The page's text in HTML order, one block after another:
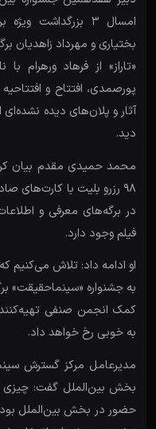
امسال ۳
بختیاری و مهرداد زاهدیان
«تاراز» از فرهاد ورهرام
پورصمدی، افتتاح و
آثار و پلان‌های دیده نشده‌ای
دید.
محمد حمیدی مقدم بیان
۹۸ رزرو بلیت با کارت‌های
در برگه‌های معرفی و
فیلم وجود دارد.
او ادامه داد: تلاش می‌کنیم
به جشنواره «سینماحقیقت»
کمک انجمن صنفی
به خوبی رخ خواهد داد.
مدیرعامل مرکز گسترش